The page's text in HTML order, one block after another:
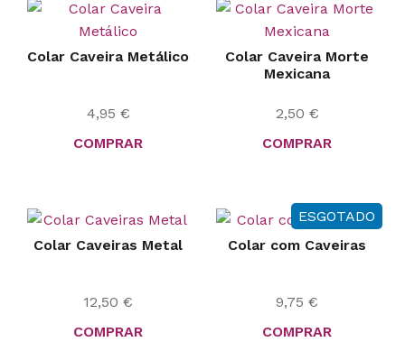
Colar Caveira Metálico
4,95 €
COMPRAR
Colar Caveira Morte
Mexicana
2,50 €
COMPRAR
Colar Caveiras Metal
12,50 €
COMPRAR
ESGOTADO
Colar com Caveiras
9,75 €
COMPRAR